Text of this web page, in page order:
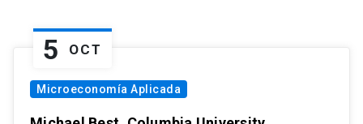
5 OCT
Microeconomía Aplicada